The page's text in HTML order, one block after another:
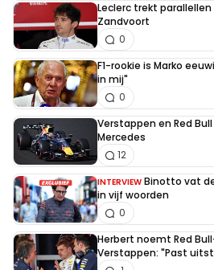
Leclerc trekt
Zandvoort
0
F1-rookie is Marko
in mij"
0
Verstappen en Red
Mercedes
12
INTERVIEW Binotto vat
in vijf woorden
0
Herbert noemt Red
Verstappen: "Past